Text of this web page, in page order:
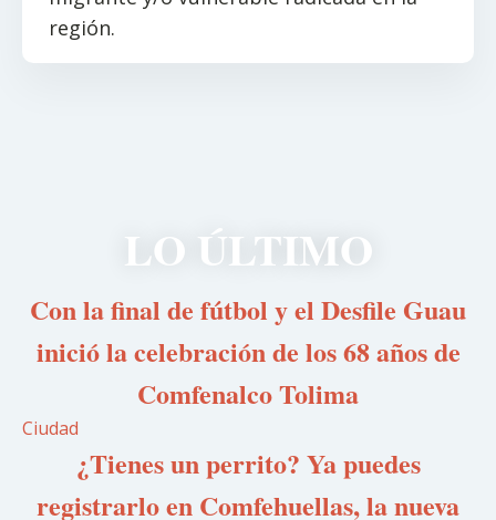
región.
LO ÚLTIMO
Con la final de fútbol y el Desfile Guau
inició la celebración de los 68 años de
Comfenalco Tolima
Ciudad
¿Tienes un perrito? Ya puedes
registrarlo en Comfehuellas, la nueva